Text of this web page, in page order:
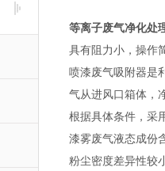
等离子废气净化处
具有阻力小，操作
喷漆废气吸附器是
气从进风口箱体，
根据具体条件，采
漆雾废气液态成份
粉尘密度差异性较